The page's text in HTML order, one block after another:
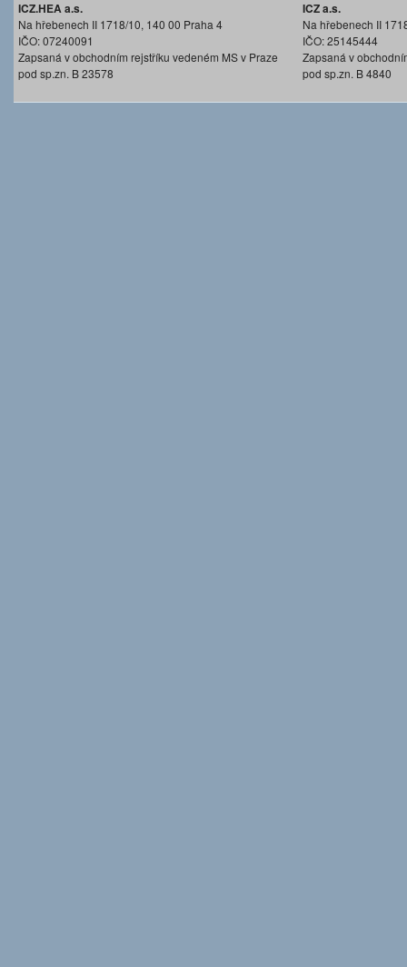
ICZ.HEA a.s.
Na hřebenech II 1718/10, 140 00 Praha 4
IČO: 07240091
Zapsaná v obchodním rejstříku vedeném MS v Praze
pod sp.zn. B 23578
ICZ a.s.
Na hřebenech II
IČO: 25145444
Zapsaná v
pod sp.zn. B 4840